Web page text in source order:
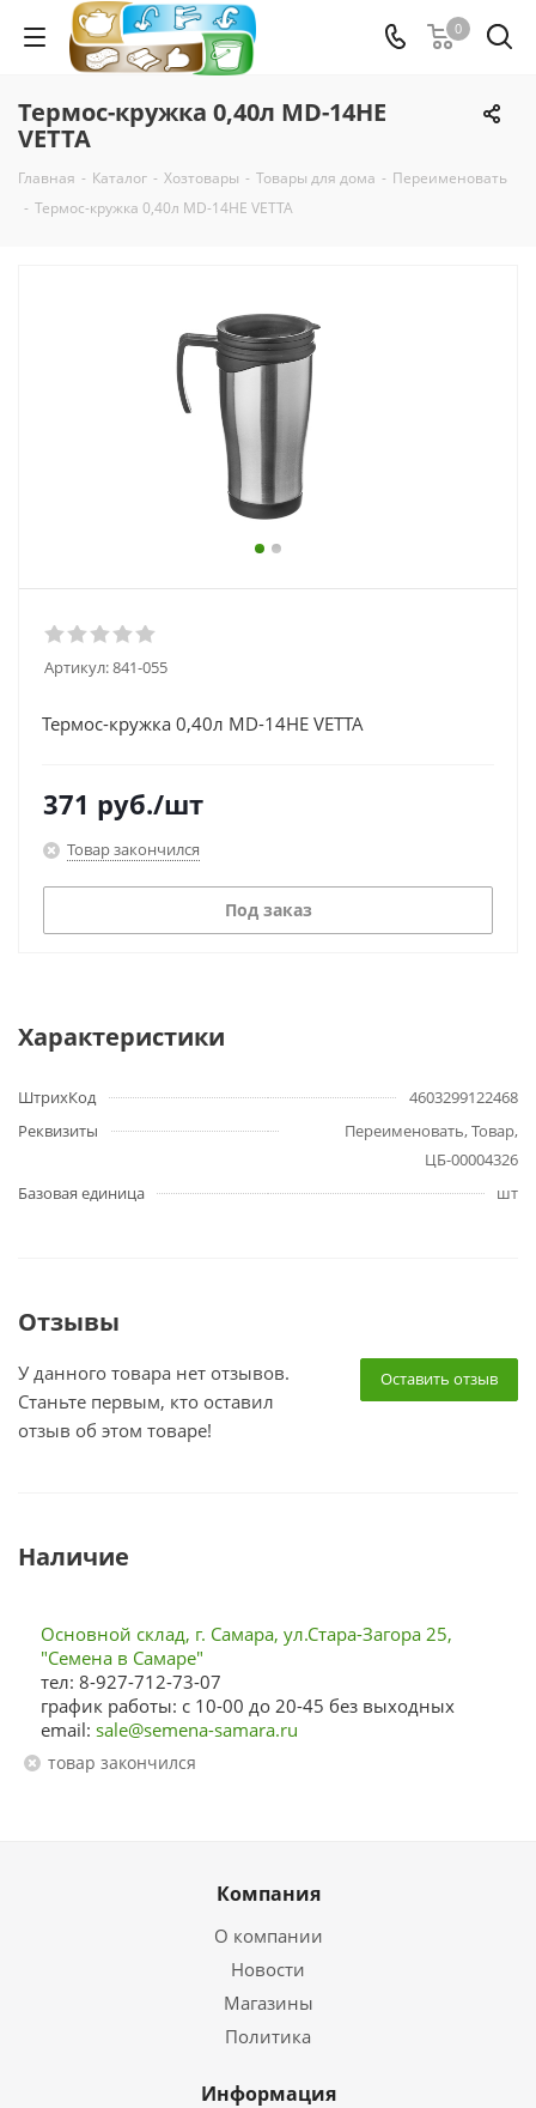
0
Термос-кружка 0,40л MD-14HE
VETTA
Главная - Каталог - Хозтовары - Товары для дома - Переименовать
- Термос-кружка 0,40л MD-14HE VETTA
Артикул:841-055
Термос-кружка 0,40л MD-14HE VETTA
371 руб./шт
Товар закончился
Под заказ
Характеристики
ШтрихКод
4603299122468
Реквизиты
Переименовать, Товар,
ЦБ-00004326
Базовая единица
шт
Отзывы
Оставить отзыв
У данного товара нет отзывов.
Станьте первым, кто оставил
отзыв об этом товаре!
Наличие
Основной склад, г. Самара, ул.Стара-Загора 25,
"Семена в Самаре"
тел: 8-927-712-73-07
график работы: с 10-00 до 20-45 без выходных
email: sale@semena-samara.ru
Товар закончился
Компания
О компании
Новости
Магазины
Политика
Информация